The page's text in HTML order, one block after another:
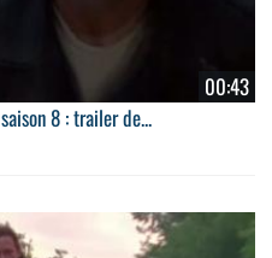
00:43
8 : trailer de...